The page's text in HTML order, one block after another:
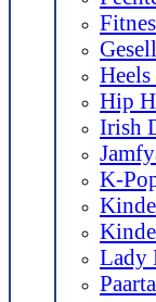
Heels
Hip
Irish
K-
Lady